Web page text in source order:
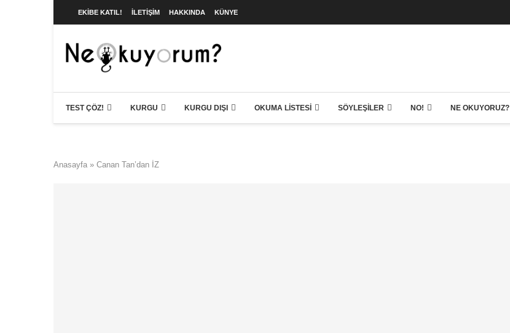
EKIBE KATIL! İLETIŞIM HAKKINDA KÜNYE
TEST ÇÖZ! KURGU KURGU DIŞI OKUMA LISTESI SÖYLEŞILER NO! NE OKUYORUZ?
Anasayfa » Canan Tan’dan İZ